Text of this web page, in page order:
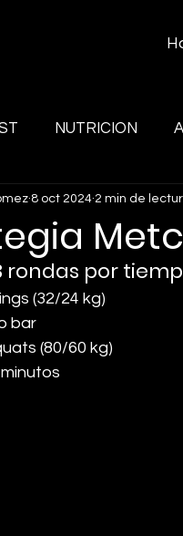
NUTRICION
8 oct 2024 2 min de
rondas por
(32/24 kg)
bar
(80/60 kg)
minutos